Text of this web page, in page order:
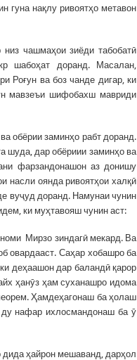
гуна нақлу ривоятҳо метавон
чашмаҳои зиёди табобатӣ
шабоҳат доранд. Масалан,
Роғун ва боз чанде дигар, ки
мавзеъи шифобахш мавриди
обёрии заминҳо рабт доранд.
шуда, дар обёриии заминҳо ва
фарзандонашон аз донишу
насли оянда ривоятҳои халқӣ
вуҷуд доранд. Намунаи чунин
ки муҳтавояш чунин аст:
Мирзо зиндагӣ мекард. Ва
овардааст. Саҳар хобашро ба
деҳаашон дар баландӣ қарор
ҳанӯз ҳам суханашро идома
Ҳамдеҳагонаш ба ҳолаш
ду нафар ихлосмандонаш ба ӯ
ҳайрон мешаванд, дарҳол